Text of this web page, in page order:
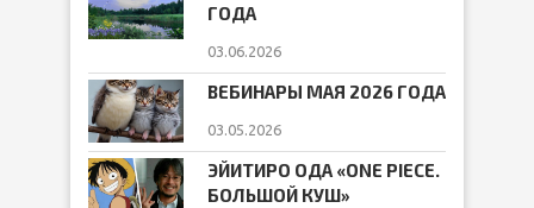
ГОДА
03.06.2026
ВЕБИНАРЫ МАЯ 2026 ГОДА
03.05.2026
ЭЙИТИРО ОДА «ONE PIECE.
БОЛЬШОЙ КУШ»